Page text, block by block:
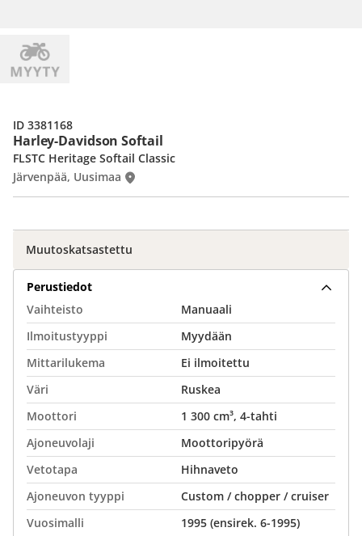
Harley-Davidson Softail
FLSTC Heritage Softail Classic
Järvenpää, Uusimaa
ID 3381168
Muutoskatsastettu
Perustiedot
Vaihteisto
Manuaali
Ilmoitustyyppi
Myydään
Mittarilukema
Ei ilmoitettu
Väri
Ruskea
Moottori
1 300 cm³, 4-tahti
Ajoneuvolaji
Moottoripyörä
Vetotapa
Hihnaveto
Ajoneuvon tyyppi
Custom / chopper / cruiser
Vuosimalli
1995 (ensirek. 6-1995)